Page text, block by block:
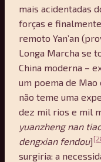
mais acidentadas
forças e
remoto Yan’an
Longa Marcha se
China moderna –
um poema de Mao
não teme uma
dez mil rios e mil
yuanzheng nan
dengxian fendou]
surgiria: a